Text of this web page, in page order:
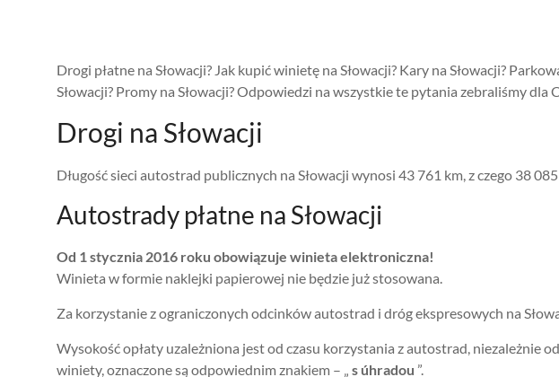
Drogi płatne na Słowacji? Jak kupić winietę na Słowacji? Kary na Słowacji?
Słowacji? Promy na Słowacji? Odpowiedzi na wszystkie te pytania zebraliśmy dla
Drogi na Słowacji
Długość sieci autostrad publicznych na Słowacji wynosi 43 761 km, z czego 38
Autostrady płatne na Słowacji
Od 1 stycznia 2016 roku obowiązuje winieta elektroniczna!
Winieta w formie naklejki papierowej nie będzie już stosowana.
Za korzystanie z ograniczonych odcinków autostrad i dróg ekspresowych na
Wysokość opłaty uzależniona jest od czasu korzystania z autostrad, niezależnie
winiety, oznaczone są odpowiednim znakiem – „ s úhradou ”.